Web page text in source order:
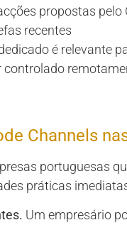
propostas pelo
recentes
é relevante
Channels
portuguesas
práticas
Um empresário